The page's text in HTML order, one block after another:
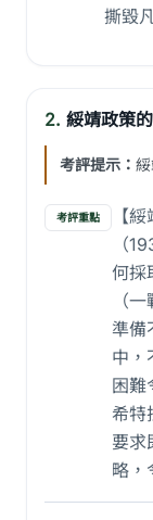
撕毀
2. 綏靖政策
考評提示：
考評重點
【
（
何採
（
準備
中，
困難
希特
要求
略，